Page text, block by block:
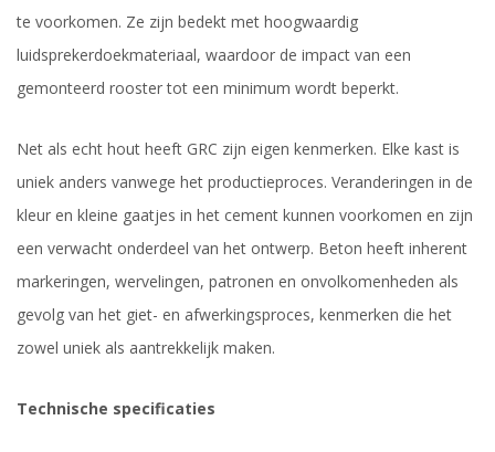
te voorkomen. Ze zijn bedekt met hoogwaardig
luidsprekerdoekmateriaal, waardoor de impact van een
gemonteerd rooster tot een minimum wordt beperkt.
Net als echt hout heeft GRC zijn eigen kenmerken. Elke kast is
uniek anders vanwege het productieproces. Veranderingen in de
kleur en kleine gaatjes in het cement kunnen voorkomen en zijn
een verwacht onderdeel van het ontwerp. Beton heeft inherent
markeringen, wervelingen, patronen en onvolkomenheden als
gevolg van het giet- en afwerkingsproces, kenmerken die het
zowel uniek als aantrekkelijk maken.
Technische specificaties